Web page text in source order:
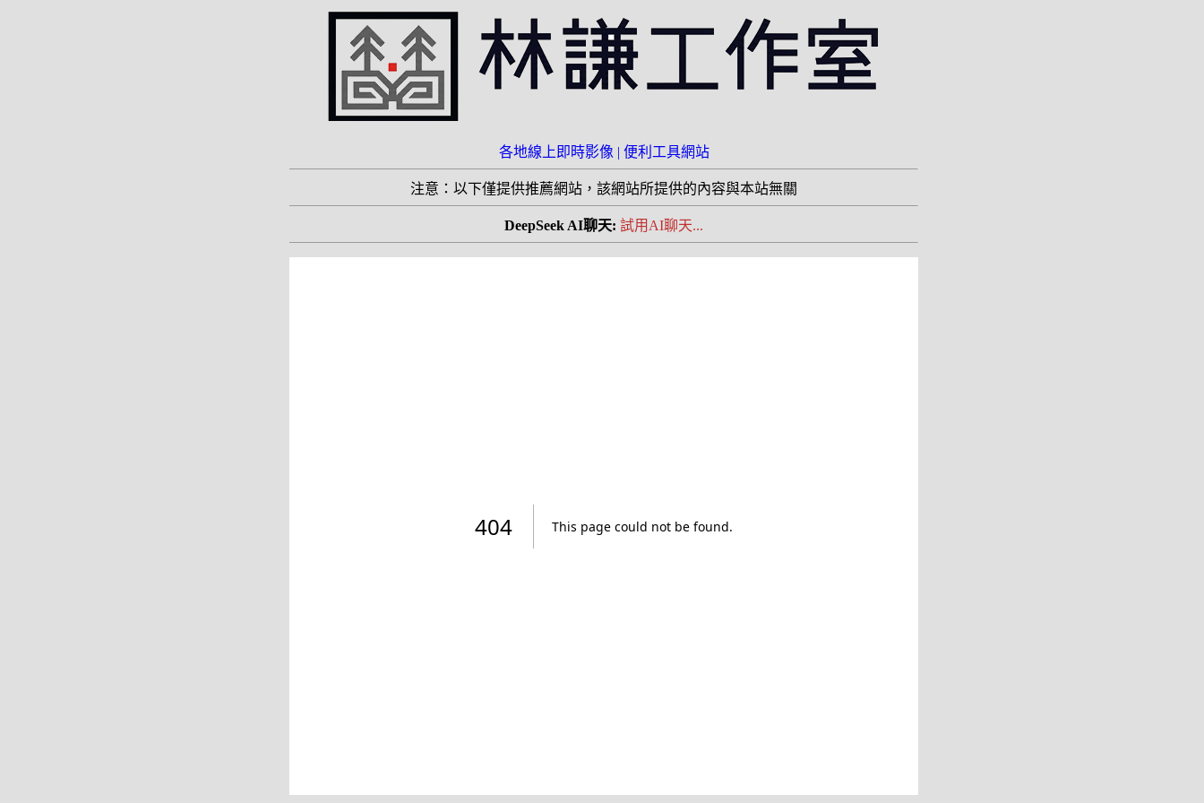
各地線上即時影像 | 便利工具網站
注意：以下僅提供推薦網站，該網站所提供的內容與本站無關
DeepSeek AI聊天: 試用AI聊天...